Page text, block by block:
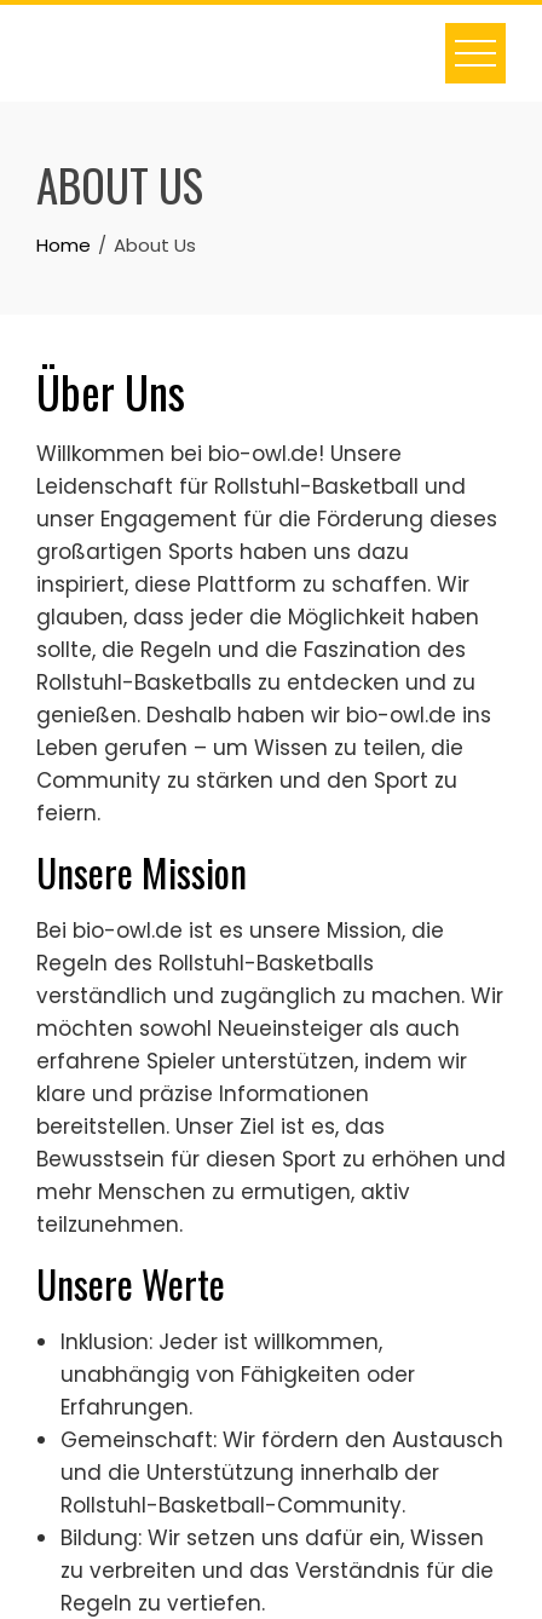
Skip
ABOUT US
Home About Us
Über Uns
Willkommen bei bio-owl.de! Unsere
Leidenschaft für Rollstuhl-Basketball und
unser Engagement für die Förderung dieses
großartigen Sports haben uns dazu
inspiriert, diese Plattform zu schaffen. Wir
glauben, dass jeder die Möglichkeit haben
sollte, die Regeln und die Faszination des
Rollstuhl-Basketballs zu entdecken und zu
genießen. Deshalb haben wir bio-owl.de ins
Leben gerufen – um Wissen zu teilen, die
Community zu stärken und den Sport zu
feiern.
Unsere Mission
Bei bio-owl.de ist es unsere Mission, die
Regeln des Rollstuhl-Basketballs
verständlich und zugänglich zu machen. Wir
möchten sowohl Neueinsteiger als auch
erfahrene Spieler unterstützen, indem wir
klare und präzise Informationen
bereitstellen. Unser Ziel ist es, das
Bewusstsein für diesen Sport zu erhöhen und
mehr Menschen zu ermutigen, aktiv
teilzunehmen.
Unsere Werte
Inklusion: Jeder ist willkommen,
unabhängig von Fähigkeiten oder
Erfahrungen.
Gemeinschaft: Wir fördern den Austausch
und die Unterstützung innerhalb der
Rollstuhl-Basketball-Community.
Bildung: Wir setzen uns dafür ein, Wissen
zu verbreiten und das Verständnis für die
Regeln zu vertiefen.